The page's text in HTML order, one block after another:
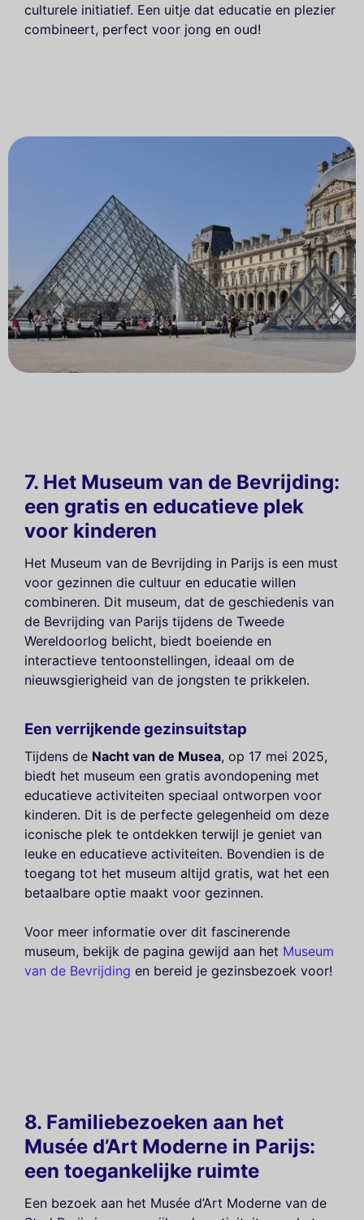
culturele initiatief. Een uitje dat educatie en plezier
combineert, perfect voor jong en oud!
7. Het Museum van de Bevrijding:
een gratis en educatieve plek
voor kinderen
Het Museum van de Bevrijding in Parijs is een must
voor gezinnen die cultuur en educatie willen
combineren. Dit museum, dat de geschiedenis van
de Bevrijding van Parijs tijdens de Tweede
Wereldoorlog belicht, biedt boeiende en
interactieve tentoonstellingen, ideaal om de
nieuwsgierigheid van de jongsten te prikkelen.
Een verrijkende gezinsuitstap
Tijdens de Nacht van de Musea, op 17 mei 2025,
biedt het museum een gratis avondopening met
educatieve activiteiten speciaal ontworpen voor
kinderen. Dit is de perfecte gelegenheid om deze
iconische plek te ontdekken terwijl je geniet van
leuke en educatieve activiteiten. Bovendien is de
toegang tot het museum altijd gratis, wat het een
betaalbare optie maakt voor gezinnen.
Voor meer informatie over dit fascinerende
museum, bekijk de pagina gewijd aan het Museum
van de Bevrijding en bereid je gezinsbezoek voor!
8. Familiebezoeken aan het
Musée d’Art Moderne in Parijs:
een toegankelijke ruimte
Een bezoek aan het Musée d’Art Moderne van de